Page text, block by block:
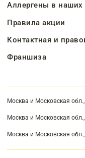
Аллергены в наших
Правила акции
Контактная и
Франшиза
Москва и Московская
Москва и Московская
Москва и Московская